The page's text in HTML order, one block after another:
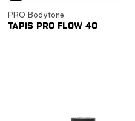
PRO Bodytone
TAPIS PRO FLOW 40